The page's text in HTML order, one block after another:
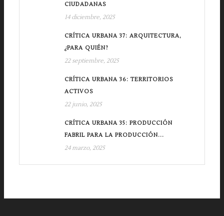
CIUDADANAS
14 diciembre, 2025
CRÍTICA URBANA 37: ARQUITECTURA,
¿PARA QUIÉN?
22 septiembre, 2025
CRÍTICA URBANA 36: TERRITORIOS
ACTIVOS
22 junio, 2025
CRÍTICA URBANA 35: PRODUCCIÓN
FABRIL PARA LA PRODUCCIÓN...
24 marzo, 2025